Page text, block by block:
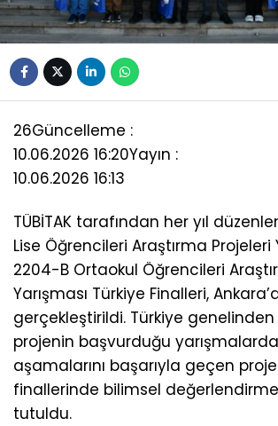
26Güncelleme :
10.06.2026 16:20Yayın :
10.06.2026 16:13
TÜBİTAK tarafından her yıl
Lise Öğrencileri Araştırma Projeleri
2204-B Ortaokul Öğrencileri
Yarışması Türkiye Finalleri,
gerçekleştirildi. Türkiye
projenin başvurduğu
aşamalarını başarıyla geçen
finallerinde bilimsel
tutuldu.